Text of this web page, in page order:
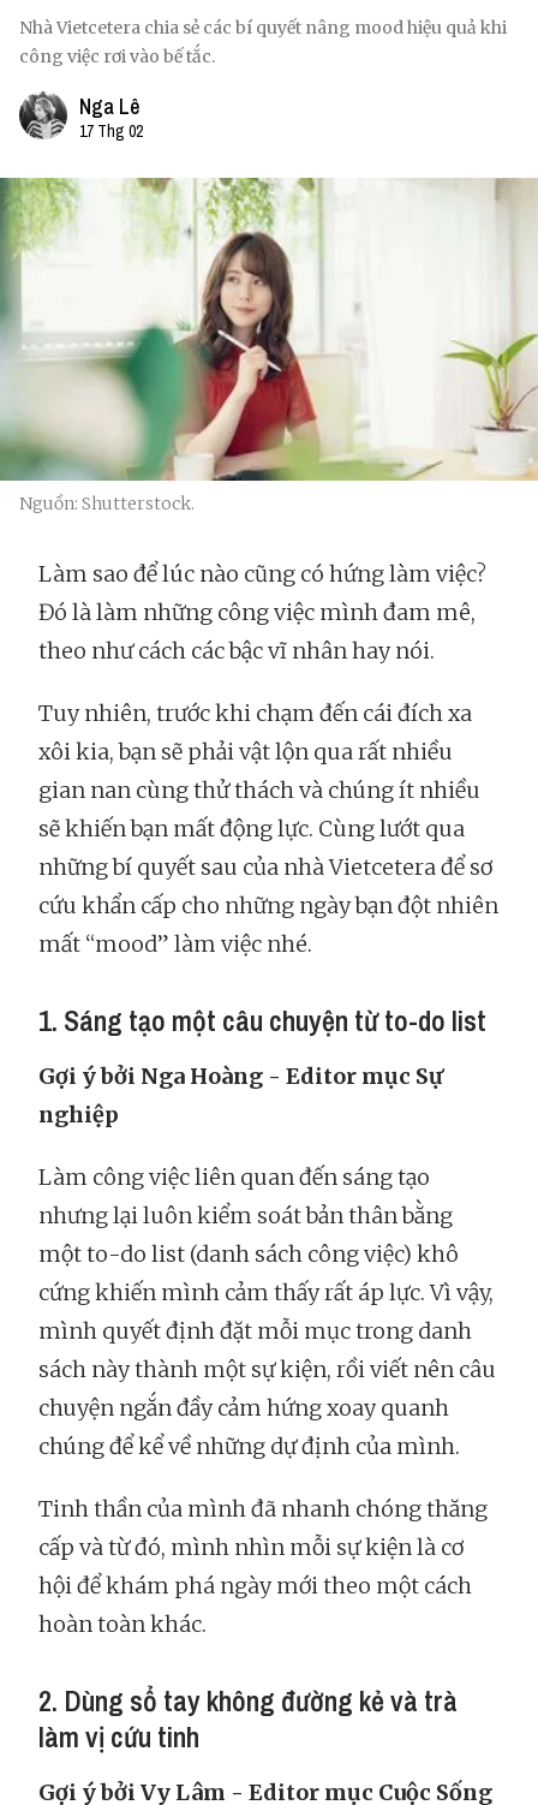
Nhà Vietcetera chia sẻ các bí quyết nâng mood hiệu quả khi
công việc rơi vào bế tắc.
Nga Lê
17 Thg 02
Nguồn: Shutterstock.
Làm sao để lúc nào cũng có hứng làm việc?
Đó là làm những công việc mình đam mê,
theo như cách các bậc vĩ nhân hay nói.
Tuy nhiên, trước khi chạm đến cái đích xa
xôi kia, bạn sẽ phải vật lộn qua rất nhiều
gian nan cùng thử thách và chúng ít nhiều
sẽ khiến bạn mất động lực. Cùng lướt qua
những bí quyết sau của nhà Vietcetera để sơ
cứu khẩn cấp cho những ngày bạn đột nhiên
mất “mood” làm việc nhé.
1. Sáng tạo một câu chuyện từ to-do list
Gợi ý bởi Nga Hoàng - Editor mục Sự
nghiệp
Làm công việc liên quan đến sáng tạo
nhưng lại luôn kiểm soát bản thân bằng
một to-do list (danh sách công việc) khô
cứng khiến mình cảm thấy rất áp lực. Vì vậy,
mình quyết định đặt mỗi mục trong danh
sách này thành một sự kiện, rồi viết nên câu
chuyện ngắn đầy cảm hứng xoay quanh
chúng để kể về những dự định của mình.
Tinh thần của mình đã nhanh chóng thăng
cấp và từ đó, mình nhìn mỗi sự kiện là cơ
hội để khám phá ngày mới theo một cách
hoàn toàn khác.
2. Dùng sổ tay không đường kẻ và trà
làm vị cứu tinh
Gợi ý bởi Vy Lâm - Editor mục Cuộc Sống